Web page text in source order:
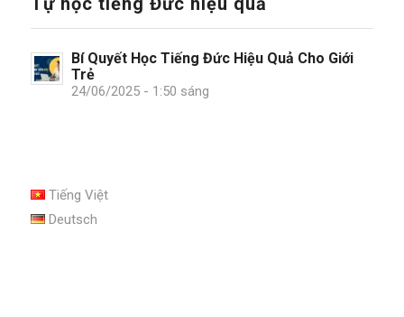
Bí Quyết Học Tiếng Đức Hiệu Quả Cho Giới
Trẻ
24/06/2025 - 1:50 sáng
Tiếng Việt
Deutsch